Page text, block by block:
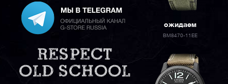
ожидаем
BM8470-11EE